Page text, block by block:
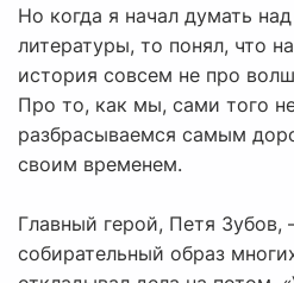
Но когда я начал думать
литературы, то понял, что
история совсем не про
Про то, как мы, сами того
разбрасываемся самым
своим временем.
Главный герой, Петя Зубов,
собирательный образ